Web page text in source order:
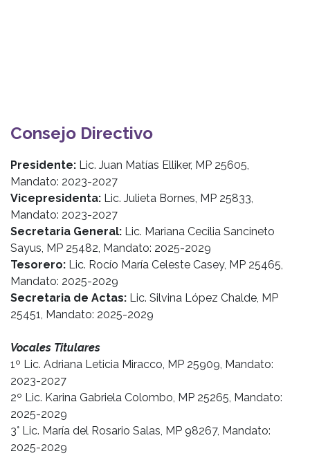
Consejo Directivo
Presidente: Lic. Juan Matías Elliker, MP 25605,
Mandato: 2023-2027
Vicepresidenta: Lic. Julieta Bornes, MP 25833,
Mandato: 2023-2027
Secretaria General: Lic. Mariana Cecilia Sancineto
Sayus, MP 25482, Mandato: 2025-2029
Tesorero: Lic. Rocío María Celeste Casey, MP 25465,
Mandato: 2025-2029
Secretaria de Actas: Lic. Silvina López Chalde, MP
25451, Mandato: 2025-2029
Vocales Titulares
1º Lic. Adriana Leticia Miracco, MP 25909, Mandato:
2023-2027
2º Lic. Karina Gabriela Colombo, MP 25265, Mandato:
2025-2029
3° Lic. María del Rosario Salas, MP 98267, Mandato:
2025-2029